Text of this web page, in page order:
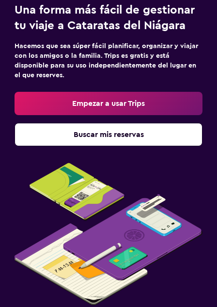
Una forma más fácil de gestionar
tu viaje a Cataratas del Niágara
Hacemos que sea súper fácil planificar, organizar y viajar
con los amigos o la familia. Trips es gratis y está
disponible para su uso independientemente del lugar en
el que reserves.
Empezar a usar Trips
Buscar mis reservas